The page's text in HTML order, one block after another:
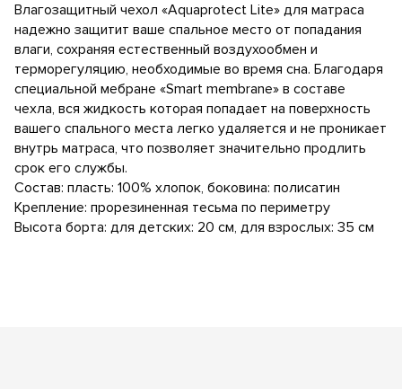
Влагозащитный чехол «Aquaprotect Lite» для матраса
надежно защитит ваше спальное место от попадания
влаги, сохраняя естественный воздухообмен и
терморегуляцию, необходимые во время сна. Благодаря
специальной мебране «Smart membrane» в составе
чехла, вся жидкость которая попадает на поверхность
вашего спального места легко удаляется и не проникает
внутрь матраса, что позволяет значительно продлить
срок его службы.
Состав: пласть: 100% хлопок, боковина: полисатин
Крепление: прорезиненная тесьма по периметру
Высота борта: для детских: 20 см, для взрослых: 35 см